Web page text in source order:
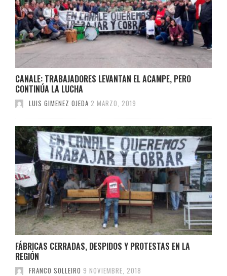
CANALE: TRABAJADORES LEVANTAN EL ACAMPE, PERO
CONTINÚA LA LUCHA
LUIS GIMENEZ OJEDA 2 MARZO, 2019
FÁBRICAS CERRADAS, DESPIDOS Y PROTESTAS EN LA
REGIÓN
FRANCO SOLLEIRO 9 NOVIEMBRE, 2018